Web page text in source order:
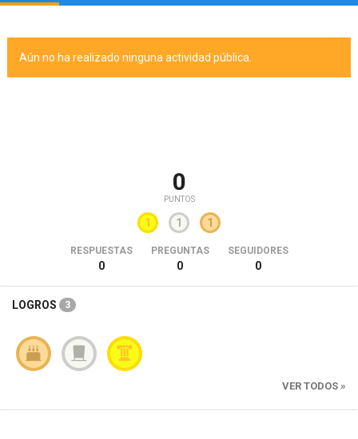
Aún no ha realizado ninguna actividad pública.
0
PUNTOS
1 1 1
RESPUESTAS
0
PREGUNTAS
0
SEGUIDORES
0
LOGROS 3
VER TODOS »